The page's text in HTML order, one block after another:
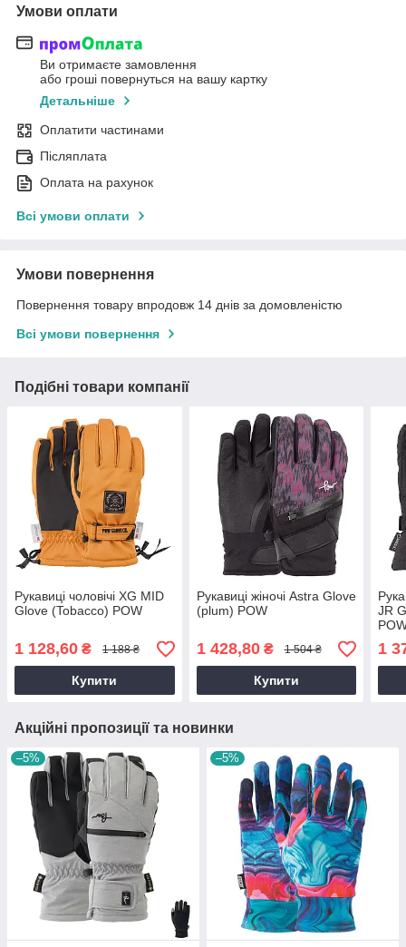
Умови оплати
Ви отримаєте замовлення
або гроші повернуться на вашу картку
Детальніше
Оплатити частинами
Післяплата
Оплата на рахунок
Всі умови оплати
Умови повернення
Повернення товару впродовж 14 днів за домовленістю
Всі умови повернення
Подібні товари компанії
Рукавиці чоловічі XG MID
Glove (Tobacco) POW
1 128,60 ₴ 1 188 ₴
Купити
Рукавиці жіночі Astra Glove
(plum) POW
1 428,80₴ 1 504 ₴
Купити
JR
1
Акційні пропозиції та новинки
–5% –5%